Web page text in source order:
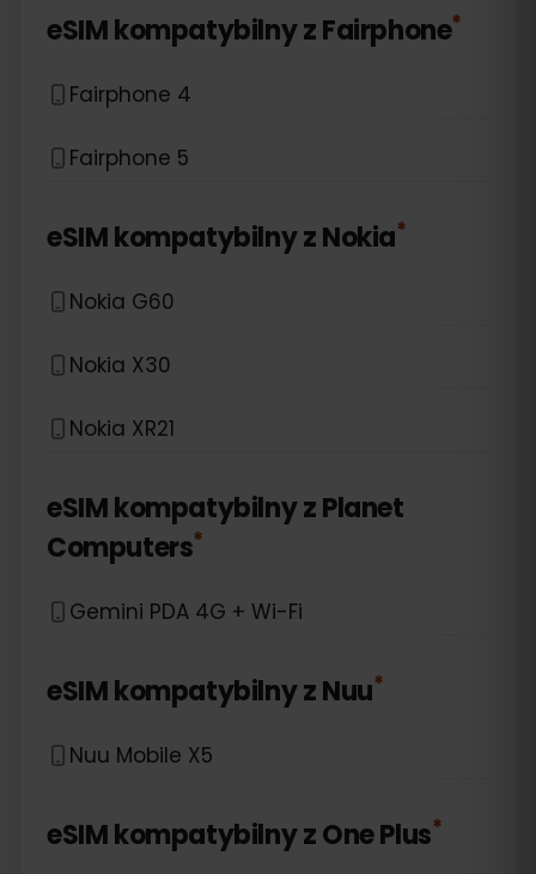
eSIM kompatybilny zFairphone*
Fairphone 4
Fairphone 5
eSIM kompatybilny zNokia*
Nokia G60
Nokia X30
Nokia XR21
eSIM kompatybilny zPlanet
Computers*
Gemini PDA 4G + Wi-Fi
eSIM kompatybilny zNuu*
Nuu Mobile X5
eSIM kompatybilny zOne Plus*